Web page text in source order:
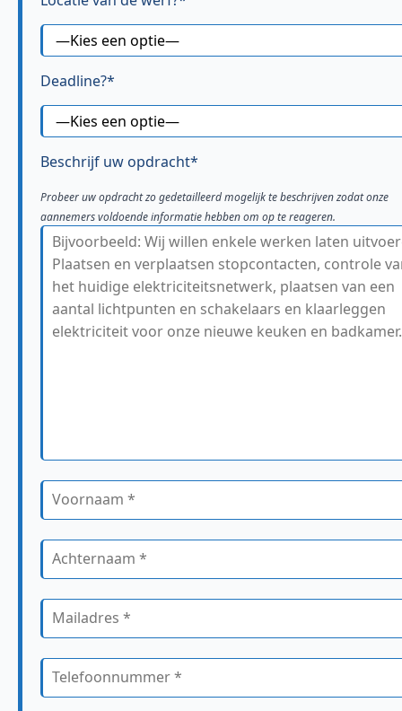
Deadline?*
Beschrijf uw opdracht*
Probeer uw opdracht zo gedetailleerd mogelijk te beschrijven zodat onze
aannemers voldoende informatie hebben om op te reageren.